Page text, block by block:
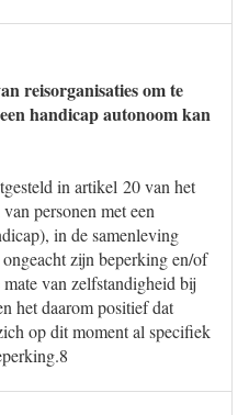
reisorganisaties om te
handicap autonoom kan
in artikel 20 van het
personen met een
in de samenleving
zijn beperking en/of
van zelfstandigheid bij
het daarom positief dat
op dit moment al specifiek